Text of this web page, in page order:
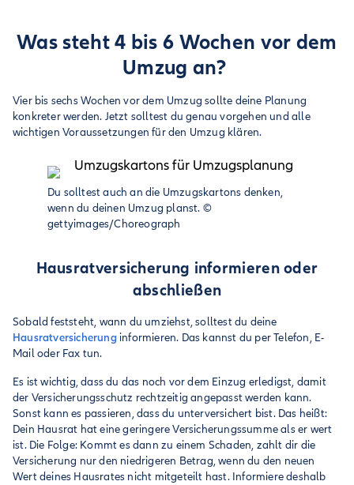
Was steht 4 bis 6 Wochen vor dem
Umzug an?
Vier bis sechs Wochen vor dem Umzug sollte deine Planung
konkreter werden. Jetzt solltest du genau vorgehen und alle
wichtigen Voraussetzungen für den Umzug klären.
Du solltest auch an die Umzugskartons denken,
wenn du deinen Umzug planst. ©
gettyimages/Choreograph
Hausratversicherung informieren oder
abschließen
Sobald feststeht, wann du umziehst, solltest du deine
Hausratversicherunginformieren. Das kannst du per Telefon, E-
Mail oder Fax tun.
Es ist wichtig, dass du das noch vor dem Einzug erledigst, damit
der Versicherungsschutz rechtzeitig angepasst werden kann.
Sonst kann es passieren, dass du unterversichert bist. Das heißt:
Dein Hausrat hat eine geringere Versicherungssumme als er wert
ist. Die Folge: Kommt es dann zu einem Schaden, zahlt dir die
Versicherung nur den niedrigeren Betrag, wenn du den neuen
Wert deines Hausrates nicht mitgeteilt hast. Informiere deshalb